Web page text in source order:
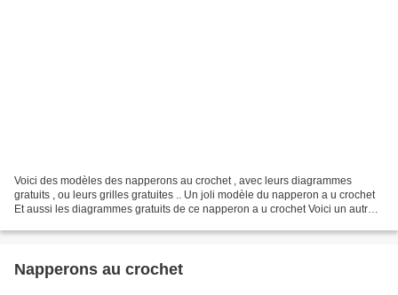
Voici des modèles des napperons au crochet , avec leurs diagrammes
gratuits , ou leurs grilles gratuites .. Un joli modèle du napperon a u crochet
Et aussi les diagrammes gratuits de ce napperon a u crochet Voici un autre
Napperons au crochet